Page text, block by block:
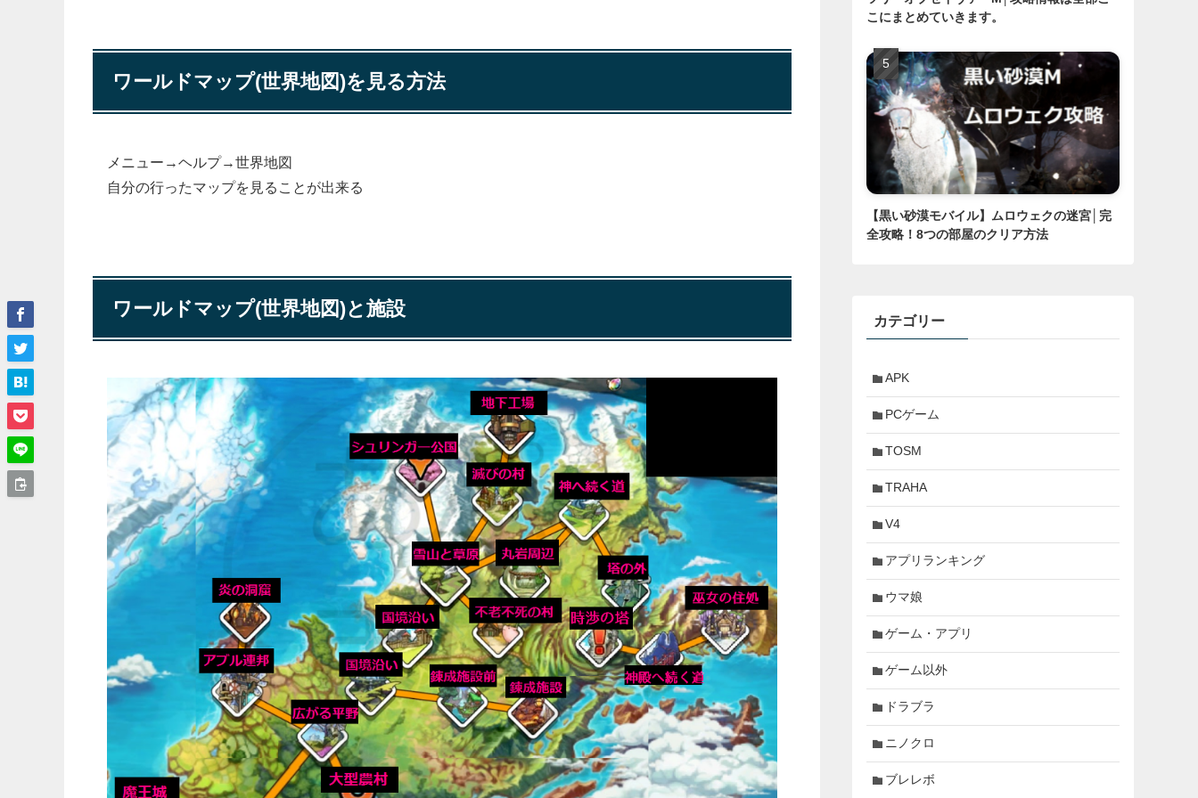
ワールドマップ(世界地図)を見る方法
メニュー→ヘルプ→世界地図
自分の行ったマップを見ることが出来る
ワールドマップ(世界地図)と施設
こにまとめていきます。
【黒い砂漠モバイル】ムロウェクの迷宮│完
全攻略！8つの部屋のクリア方法
カテゴリー
APK
PCゲーム
TOSM
TRAHA
V4
アプリランキング
ウマ娘
ゲーム・アプリ
ゲーム以外
ドラブラ
ニノクロ
ブレレボ